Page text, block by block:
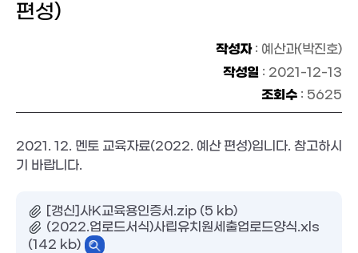
편성)
작성자: 예산과(박진호)
작성일 : 2021-12-13
조회수 : 5625
2021. 12. 멘토 교육자료(2022. 예산 편성)입니다. 참고하시
기 바랍니다.
[갱신]사K교육용인증서.zip (5 kb)
(2022.업로드서식)사립유치원세출업로드양식.xls
(142 kb)